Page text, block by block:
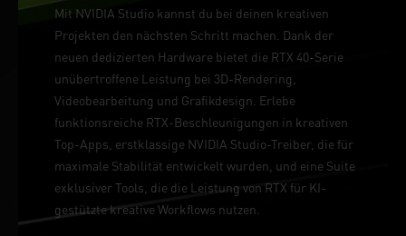
Mit NVIDIA Studio kannst du bei deinen kreativen
Projekten den nächsten Schritt machen. Dank der
neuen dedizierten Hardware bietet die RTX 40-Serie
unübertroffene Leistung bei 3D-Rendering,
Videobearbeitung und Grafikdesign. Erlebe
funktionsreiche RTX-Beschleunigungen in kreativen
Top-Apps, erstklassige NVIDIA Studio-Treiber, die für
maximale Stabilität entwickelt wurden, und eine Suite
exklusiver Tools, die die Leistung von RTX für KI-
gestützte kreative Workflows nutzen.